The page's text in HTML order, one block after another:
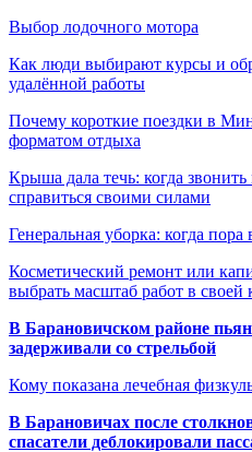
Выбор лодочного мотора
Как люди выбирают курсы и
удалённой работы
Почему короткие поездки в
форматом отдыха
Крыша дала течь: когда
справиться своими силами
Генеральная уборка: когда
Косметический ремонт или
выбрать масштаб работ в своей
В Барановичском районе
задерживали со стрельбой
Кому показана лечебная
В Барановичах после
спасатели деблокировали